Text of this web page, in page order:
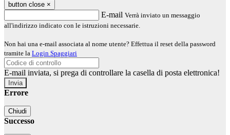
button close ×
E-mail Verrà inviato un messaggio
all'indirizzo indicato con le istruzioni necessarie.
Non hai una e-mail associata al nome utente? Effettua il reset della password
tramite la Login Spaggiari
E-mail inviata, si prega di controllare la casella di posta elettronica!
Errore
Chiudi
Successo